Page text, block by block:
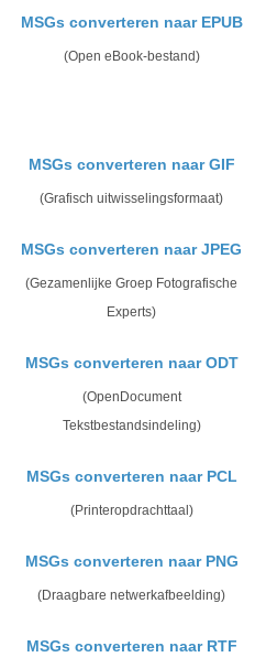
MSGs converteren naar EPUB
(Open eBook-bestand)
MSGs converteren naar GIF
(Grafisch uitwisselingsformaat)
MSGs converteren naar JPEG
(Gezamenlijke Groep Fotografische
Experts)
MSGs converteren naar ODT
(OpenDocument
Tekstbestandsindeling)
MSGs converteren naar PCL
(Printeropdrachttaal)
MSGs converteren naar PNG
(Draagbare netwerkafbeelding)
MSGs converteren naar RTF